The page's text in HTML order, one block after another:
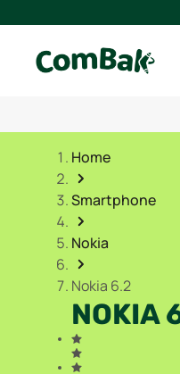
Home
Smartphone
Nokia
Nokia 6.2
NOKIA